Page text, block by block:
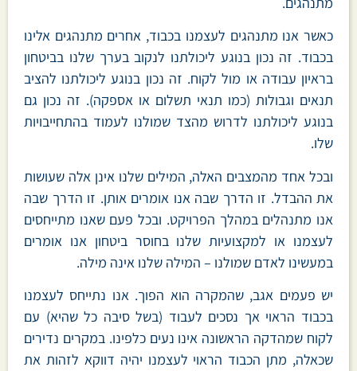
כאשר אנו מתנהגים לעצמנו בכבוד, אחרים מתנהגים אלינו
בכבוד. זה נכון בנוגע ליכולתנו לנקוב בערך שלנו בביטחון
בראיון עבודה או מול לקוח. זה נכון בנוגע ליכולתנו להציב
תנאים וגבולות (כמו תנאי תשלום או אספקה). זה נכון גם
בנוגע ליכולתנו לדרוש מהצד שמולנו לעמוד בהתחייבויות
שלו.
ובכל אחד מהמצבים האלה, המילים שלנו אינן אלה שעושות
את ההבדל. זו הדרך שבה אנו אומרים אותן. זו הדרך שבה
אנו מתנהלים במהלך הפרויקט. ובכל פעם שאנו מתייחסים
לעצמנו או למקצועיות שלנו בחוסר ביטחון אנו אומרים
במעשינו לאדם שמולנו – המילה שלנו אינה מילה.
יש פעמים אגב, שהמקרה הוא הפוך. אנו נתייחס לעצמנו
בכבוד הראוי אך נסכים לעבוד (בשל סיבה כל שהיא) עם
לקוח שמהדקה הראשונה אינו נעים כלפינו. במקרים נדירים
שכאלה, מתן הכבוד הראוי לעצמנו יהיה דווקא לזהות את